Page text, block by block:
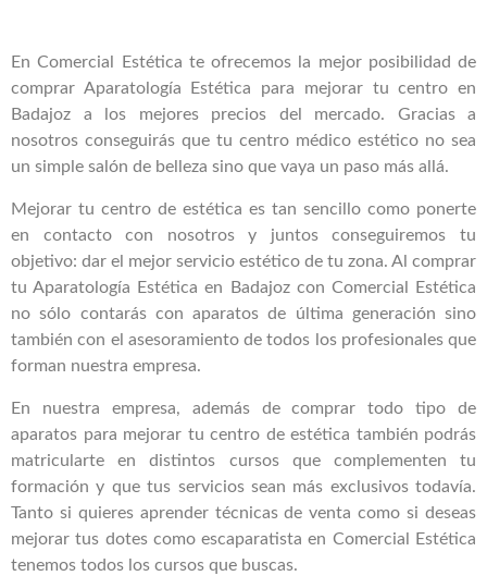
En Comercial Estética te ofrecemos la mejor posibilidad de
comprar Aparatología Estética para mejorar tu centro en
Badajoz a los mejores precios del mercado. Gracias a
nosotros conseguirás que tu centro médico estético no sea
un simple salón de belleza sino que vaya un paso más allá.
Mejorar tu centro de estética es tan sencillo como ponerte
en contacto con nosotros y juntos conseguiremos tu
objetivo: dar el mejor servicio estético de tu zona. Al comprar
tu Aparatología Estética en Badajoz con Comercial Estética
no sólo contarás con aparatos de última generación sino
también con el asesoramiento de todos los profesionales que
forman nuestra empresa.
En nuestra empresa, además de comprar todo tipo de
aparatos para mejorar tu centro de estética también podrás
matricularte en distintos cursos que complementen tu
formación y que tus servicios sean más exclusivos todavía.
Tanto si quieres aprender técnicas de venta como si deseas
mejorar tus dotes como escaparatista en Comercial Estética
tenemos todos los cursos que buscas.